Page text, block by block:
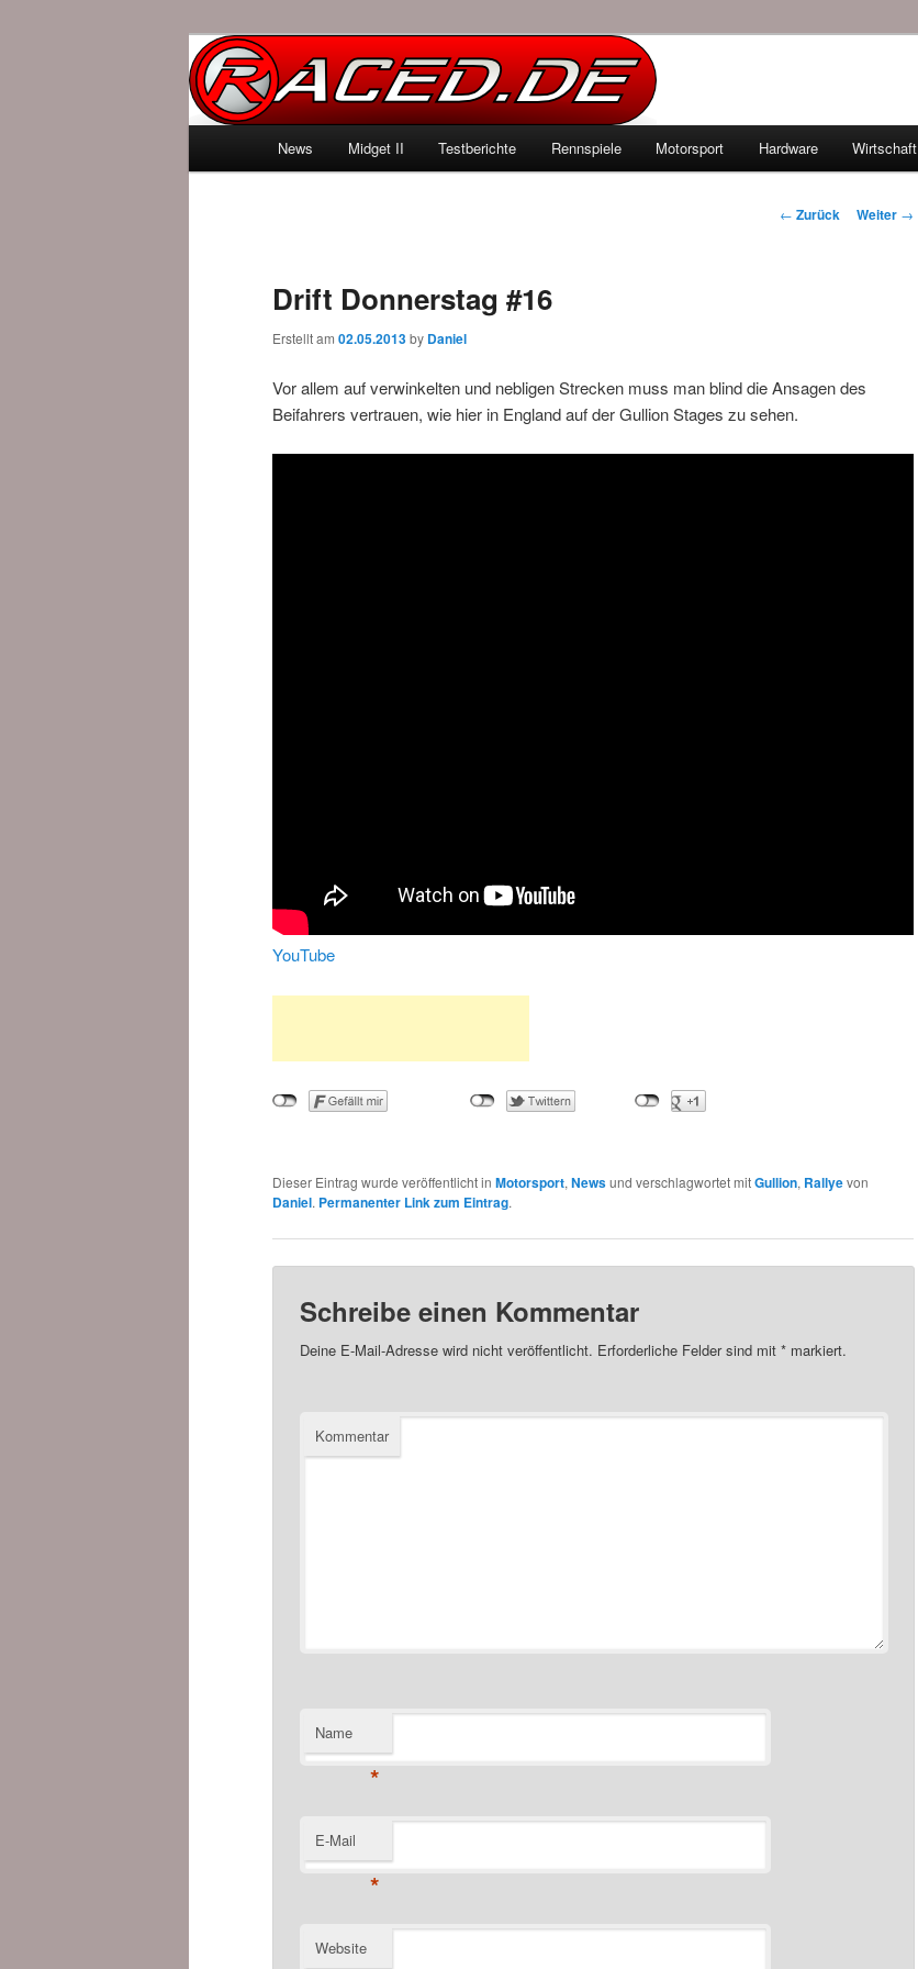
Raced.de
Zum Inhalt wechseln
Zum sekundären Inhalt wechseln
News Midget II Testberichte Rennspiele Motorsport Hardware Wirtschaft
Beitrags-
← Zurück Weiter →
Drift Donnerstag #16
Erstellt am 02.05.2013by Daniel
Vor allem auf verwinkelten und nebligen Strecken muss man blind die Ansagen des
Beifahrers vertrauen, wie hier in England auf der Gullion Stages zu sehen.
YouTube
Dieser Eintrag wurde veröffentlicht in Motorsport, Newsund verschlagwortet mitGullion, Rallyevon
Daniel. Permanenter Link zum Eintrag.
Schreibe einen Kommentar
Deine E-Mail-Adresse wird nicht veröffentlicht. Erforderliche Felder sind mit* markiert.
Kommentar
Name
*
E-Mail
*
Website